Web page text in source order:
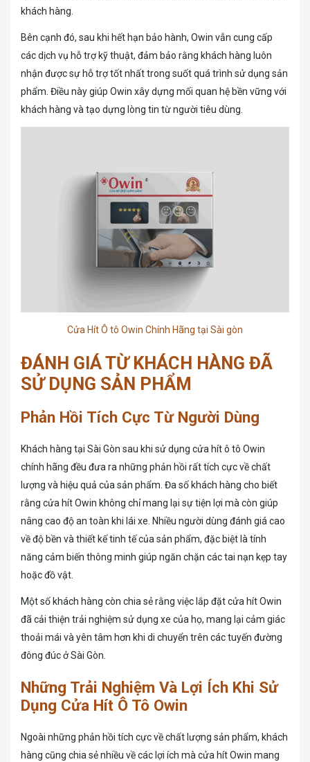
khách hàng.
Bên cạnh đó, sau khi hết hạn bảo hành, Owin vẫn cung cấp
các dịch vụ hỗ trợ kỹ thuật, đảm bảo rằng khách hàng luôn
nhận được sự hỗ trợ tốt nhất trong suốt quá trình sử dụng sản
phẩm. Điều này giúp Owin xây dựng mối quan hệ bền vững với
khách hàng và tạo dựng lòng tin từ người tiêu dùng.
Cửa Hít Ô tô Owin Chính Hãng tại Sài gòn
ĐÁNH GIÁ TỪ KHÁCH HÀNG ĐÃ
SỬ DỤNG SẢN PHẨM
Phản Hồi Tích Cực Từ Người Dùng
Khách hàng tại Sài Gòn sau khi sử dụng cửa hít ô tô Owin
chính hãng đều đưa ra những phản hồi rất tích cực về chất
lượng và hiệu quả của sản phẩm. Đa số khách hàng cho biết
rằng cửa hít Owin không chỉ mang lại sự tiện lợi mà còn giúp
nâng cao độ an toàn khi lái xe. Nhiều người dùng đánh giá cao
về độ bền và thiết kế tinh tế của sản phẩm, đặc biệt là tính
năng cảm biến thông minh giúp ngăn chặn các tai nạn kẹp tay
hoặc đồ vật.
Một số khách hàng còn chia sẻ rằng việc lắp đặt cửa hít Owin
đã cải thiện trải nghiệm sử dụng xe của họ, mang lại cảm giác
thoải mái và yên tâm hơn khi di chuyển trên các tuyến đường
đông đúc ở Sài Gòn.
Những Trải Nghiệm Và Lợi Ích Khi Sử
Dụng Cửa Hít Ô Tô Owin
Ngoài những phản hồi tích cực về chất lượng sản phẩm, khách
hàng cũng chia sẻ nhiều về các lợi ích mà cửa hít Owin mang